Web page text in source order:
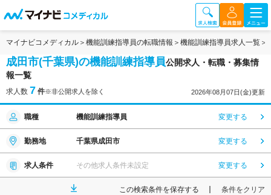
マイナビコメディカル 機能訓練指導員の転職情報 機能訓練指導員求人一覧
成田市(千葉県)の機能訓練指導員公開求人・転職・募集情
報一覧
求人数 7 件※非公開求人を除く 2026年08月07日(金)更新
職種 機能訓練指導員 変更する
勤務地 千葉県成田市 変更する
求人条件 その他求人条件未設定 変更する
この検索条件を保存する 条件をクリア